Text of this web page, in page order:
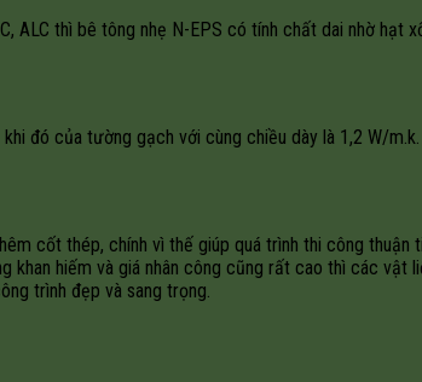
ALC thì bê tông nhẹ N-EPS có tính chất dai nhờ
đó của tường gạch với cùng chiều dày là 1,2 W/
cốt thép, chính vì thế giúp quá trình thi công
khan hiếm và giá nhân công cũng rất cao thì các
trình đẹp và sang trọng.